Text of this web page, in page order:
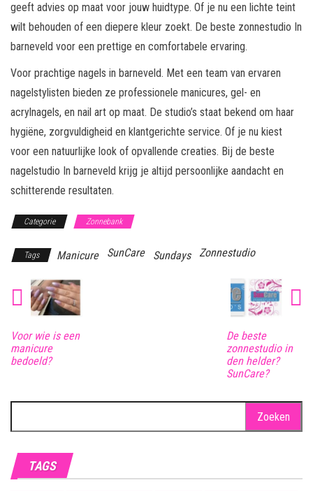
geeft advies op maat voor jouw huidtype. Of je nu een lichte teint
wilt behouden of een diepere kleur zoekt. De beste zonnestudio In
barneveld voor een prettige en comfortabele ervaring.
Voor prachtige nagels in barneveld. Met een team van ervaren
nagelstylisten bieden ze professionele manicures, gel- en
acrylnagels, en nail art op maat. De studio’s staat bekend om haar
hygiëne, zorgvuldigheid en klantgerichte service. Of je nu kiest
voor een natuurlijke look of opvallende creaties. Bij de beste
nagelstudio In barneveld krijg je altijd persoonlijke aandacht en
schitterende resultaten.
Categorie Zonnebank
Tags Manicure SunCare Sundays Zonnestudio
Voor wie is een
manicure
bedoeld?
De beste
zonnestudio in
den helder?
SunCare?
naar:
TAGS